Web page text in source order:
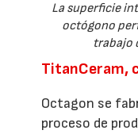
La superficie
octógono
trabajo
TitanCeram,
Octagon se
proceso de